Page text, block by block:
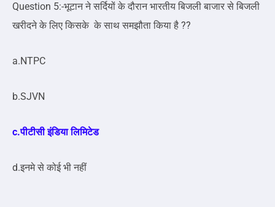
Question 5:-भूटान ने सर्दियों के दौरान भारतीय बिजली बाजार से बिजली
खरीदने के लिए किसके के साथ समझौता किया है ??
a.NTPC
b.SJVN
c.पीटीसी इंडिया लिमिटेड
d.इनमे से कोई भी नहीं